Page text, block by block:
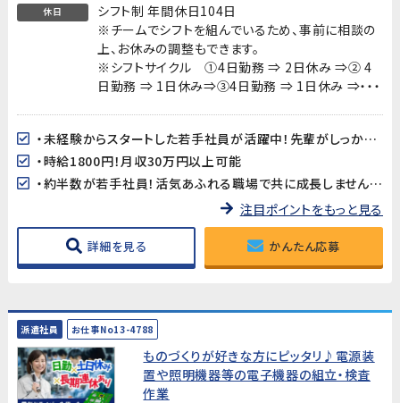
休日
シフト制 年間休日104日
※チームでシフトを組んでいるため、事前に相談の
上、お休みの調整もできます。
※シフトサイクル ①4日勤務 ⇒ 2日休み ⇒② 4
日勤務 ⇒ 1日休み⇒③4日勤務 ⇒ 1日休み ⇒・・・
・未経験からスタートした若手社員が活躍中！先輩がしっかりサポートします。
・時給1800円！月収30万円以上可能
・約半数が若手社員！活気あふれる職場で共に成長しませんか？
注目ポイントをもっと見る
詳細を見る かんたん応募
派遣社員 お仕事No13-4788
ものづくりが好きな方にピッタリ♪電源装
置や照明機器等の電子機器の組立・検査
作業